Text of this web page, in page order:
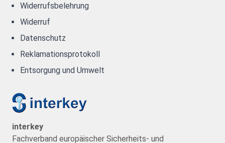
Widerrufsbelehrung
Widerruf
Datenschutz
Reklamationsprotokoll
Entsorgung und Umwelt
interkey
Fachverband europäischer Sicherheits- und